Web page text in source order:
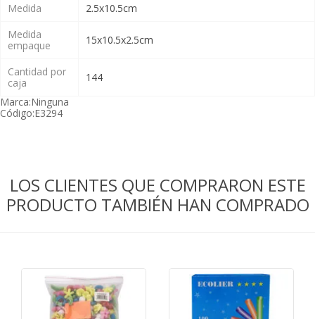
Medida
2.5x10.5cm
Medida
empaque
15x10.5x2.5cm
Cantidad por
caja
144
Marca:Ninguna
Código:E3294
LOS CLIENTES QUE COMPRARON ESTE
PRODUCTO TAMBIÉN HAN COMPRADO